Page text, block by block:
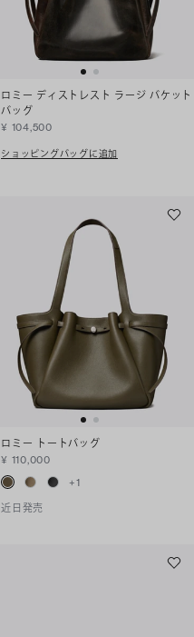
ロミー ディストレスト ラージ バケット
バッグ
¥ 104,500
ショッピングバッグに追加
ロミー トートバッグ
¥ 110,000
+1
近日発売